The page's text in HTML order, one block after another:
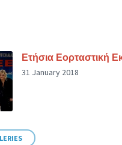
Ετήσια Εορταστική
31 January 2018